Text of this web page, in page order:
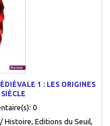
1 : LES ORIGINES
0
Histoire, Editions du Seuil,